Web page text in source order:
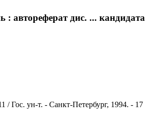
автореферат дис. ... кандидата
/ Гос. ун-т. - Санкт-Петербург, 1994. - 17